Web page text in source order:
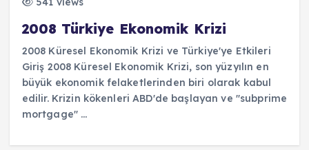
2008 Türkiye Ekonomik Krizi
2008 Küresel Ekonomik Krizi ve Türkiye'ye Etkileri
Giriş 2008 Küresel Ekonomik Krizi, son yüzyılın en
büyük ekonomik felaketlerinden biri olarak kabul
edilir. Krizin kökenleri ABD'de başlayan ve "subprime
mortgage" ...